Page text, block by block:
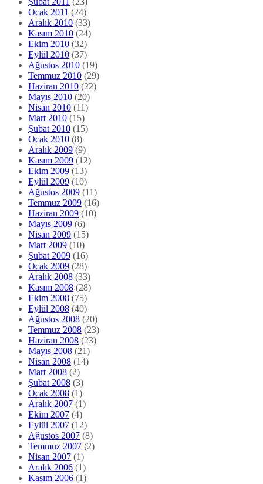
Ocak 2011 (24)
Aralık 2010 (33)
Kasım 2010 (24)
Ekim 2010 (32)
Eylül 2010 (37)
Ağustos 2010 (19)
Temmuz 2010 (29)
Haziran 2010 (22)
Mayıs 2010 (20)
Nisan 2010 (11)
Mart 2010 (15)
Şubat 2010 (15)
Ocak 2010 (8)
Aralık 2009 (9)
Kasım 2009 (12)
Ekim 2009 (13)
Eylül 2009 (10)
Ağustos 2009 (11)
Temmuz 2009 (16)
Haziran 2009 (10)
Mayıs 2009 (6)
Nisan 2009 (15)
Mart 2009 (10)
Şubat 2009 (16)
Ocak 2009 (28)
Aralık 2008 (33)
Kasım 2008 (28)
Ekim 2008 (75)
Eylül 2008 (40)
Ağustos 2008 (20)
Temmuz 2008 (23)
Haziran 2008 (23)
Mayıs 2008 (21)
Nisan 2008 (14)
Mart 2008 (2)
Şubat 2008 (3)
Ocak 2008 (1)
Aralık 2007 (1)
Ekim 2007 (4)
Eylül 2007 (12)
Ağustos 2007 (8)
Temmuz 2007 (2)
Nisan 2007 (1)
Aralık 2006 (1)
Kasım 2006 (1)